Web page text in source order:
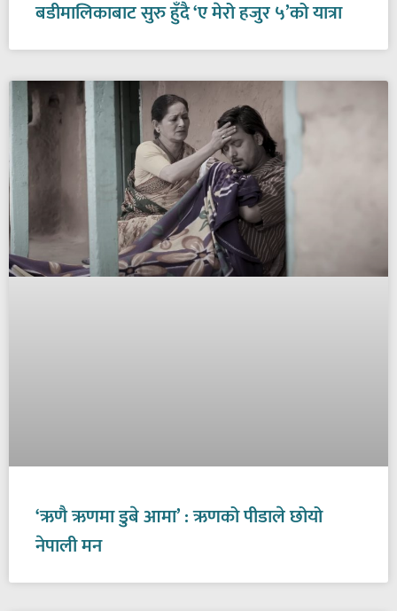
बडीमालिकाबाट सुरु हुँदै ‘ए मेरो हजुर ५’को यात्रा
‘ऋणै ऋणमा डुबे आमा’ : ऋणको पीडाले छोयो
नेपाली मन